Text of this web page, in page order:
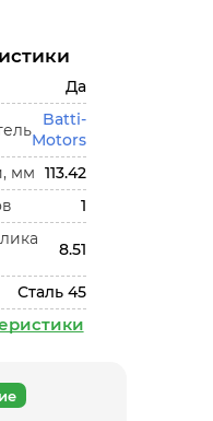
Да
Batti-
Motors
мм 113.42
1
8.51
Сталь 45